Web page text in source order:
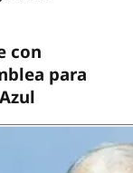
con
para